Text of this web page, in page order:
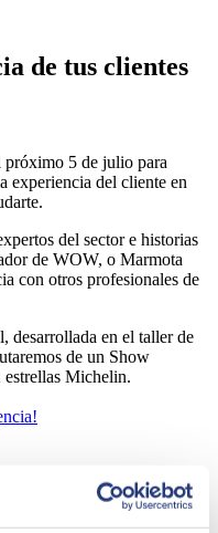
de tus clientes
5 de julio para
experiencia del cliente en
del sector e historias
de WOW, o Marmota
con otros profesionales de
desarrollada en el taller de
de un Show
Michelin.